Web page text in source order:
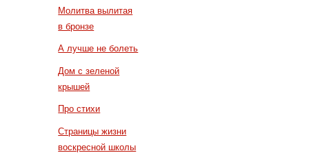
Молитва вылитая
в бронзе
А лучше не болеть
Дом с зеленой
крышей
Про стихи
Страницы жизни
воскресной школы